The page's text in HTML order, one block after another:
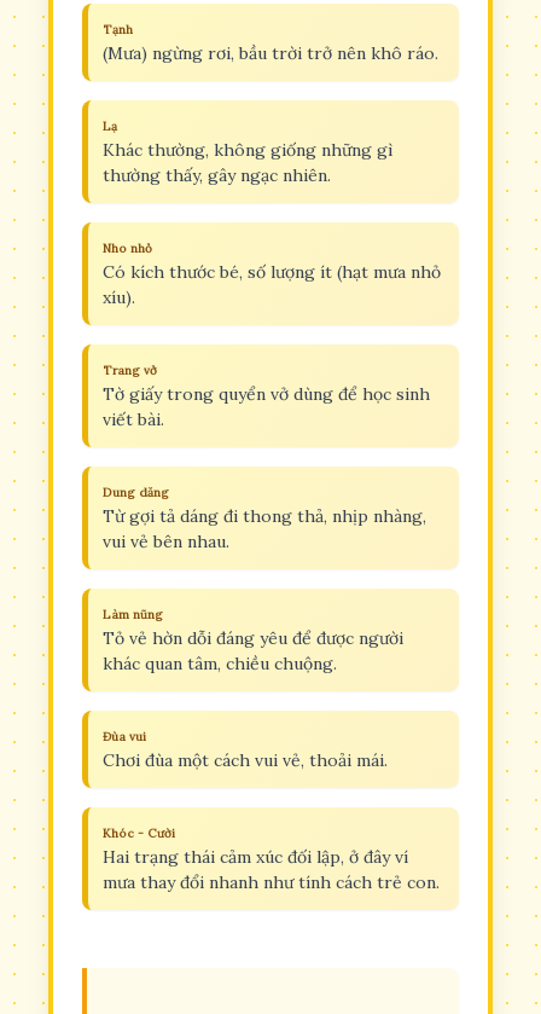
Tạnh
(Mưa) ngừng rơi, bầu trời trở nên khô ráo.
Lạ
Khác thường, không giống những gì
thường thấy, gây ngạc nhiên.
Nho nhỏ
Có kích thước bé, số lượng ít (hạt mưa nhỏ
xíu).
Trang vở
Tờ giấy trong quyển vở dùng để học sinh
viết bài.
Dung dăng
Từ gợi tả dáng đi thong thả, nhịp nhàng,
vui vẻ bên nhau.
Làm nũng
Tỏ vẻ hờn dỗi đáng yêu để được người
khác quan tâm, chiều chuộng.
Đùa vui
Chơi đùa một cách vui vẻ, thoải mái.
Khóc - Cười
Hai trạng thái cảm xúc đối lập, ở đây ví
mưa thay đổi nhanh như tính cách trẻ con.